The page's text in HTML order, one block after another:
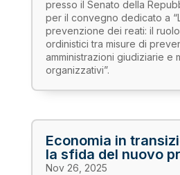
presso il Senato della
per il convegno dedicato a
prevenzione dei reati: il
ordinistici tra misure di
amministrazioni giudiziarie e
organizzativi”.
Economia in
la sfida del nuovo
Nov 26, 2025